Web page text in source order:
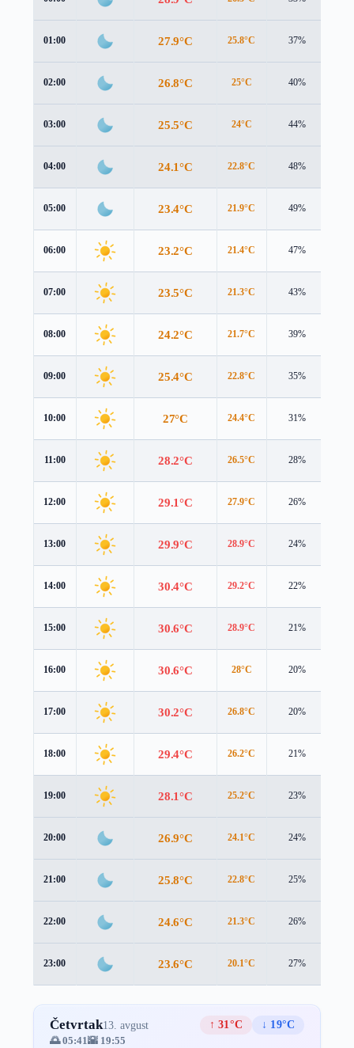
01:00 27.9°C 25.8°C 37%
02:00 26.8°C 25°C 40%
03:00 25.5°C 24°C 44%
04:00 24.1°C 22.8°C 48%
05:00 23.4°C 21.9°C 49%
06:00 23.2°C 21.4°C 47%
07:00 23.5°C 21.3°C 43%
08:00 24.2°C 21.7°C 39%
09:00 25.4°C 22.8°C 35%
10:00 27°C 24.4°C 31%
11:00 28.2°C 26.5°C 28%
12:00 29.1°C 27.9°C 26%
13:00 29.9°C 28.9°C 24%
14:00 30.4°C 29.2°C 22%
15:00 30.6°C 28.9°C 21%
16:00 30.6°C 28°C 20%
17:00 30.2°C 26.8°C 20%
18:00 29.4°C 26.2°C 21%
19:00 28.1°C 25.2°C 23%
20:00 26.9°C 24.1°C 24%
21:00 25.8°C 22.8°C 25%
22:00 24.6°C 21.3°C 26%
23:00 23.6°C 20.1°C 27%
Četvrtak13. avgust ↑ 31°C
↓ 19°C
🌅 05:41🌇 19:55